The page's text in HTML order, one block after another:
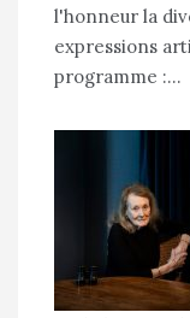
l'honneur la
expressions
programme :…